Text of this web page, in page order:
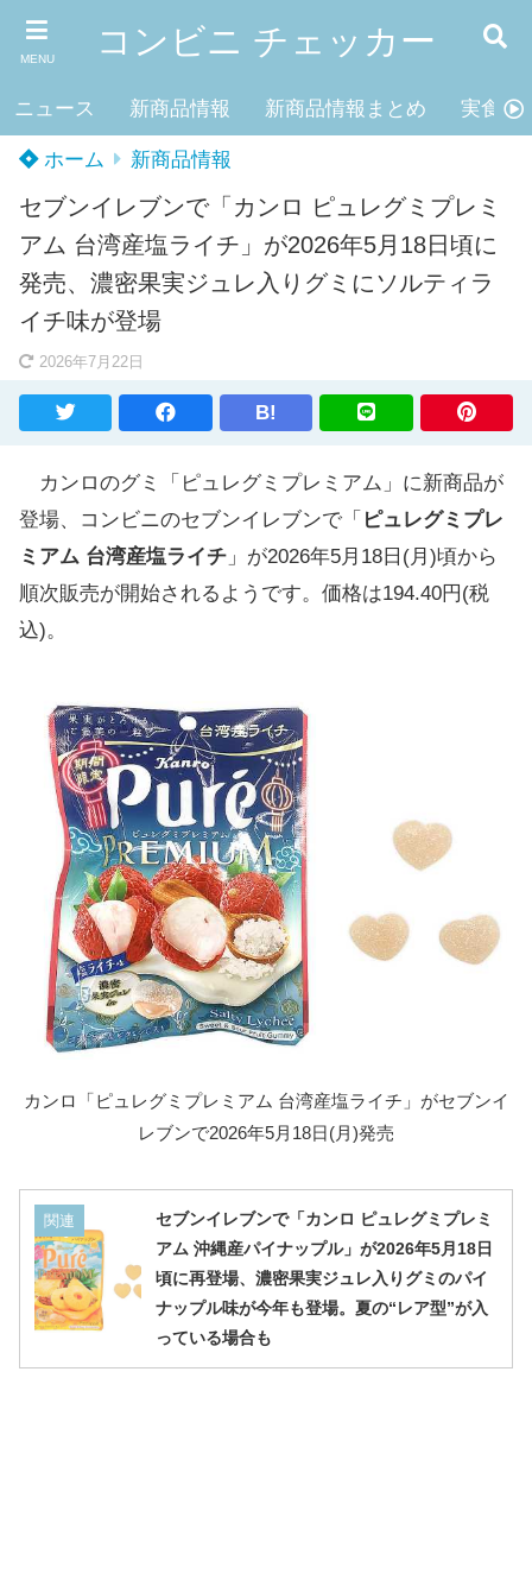
MENU コンビニ チェッカー
ニュース 新商品情報 新商品情報まとめ 実食レ
ホーム 新商品情報
セブンイレブンで「カンロ ピュレグミプレミ
アム 台湾産塩ライチ」が2026年5月18日頃に
発売、濃密果実ジュレ入りグミにソルティラ
イチ味が登場
2026年7月22日
B!
カンロのグミ「ピュレグミプレミアム」に新商品が
登場、コンビニのセブンイレブンで「 ピュレグミプレ
ミアム 台湾産塩ライチ 」が2026年5月18日(月)頃から
順次販売が開始されるようです。価格は194.40円(税
込)。
カンロ「ピュレグミプレミアム 台湾産塩ライチ」がセブンイ
レブンで2026年5月18日(月)発売
関連
セブンイレブンで「カンロ ピュレグミプレミ
アム 沖縄産パイナップル」が2026年5月18日
頃に再登場、濃密果実ジュレ入りグミのパイ
ナップル味が今年も登場。夏の“レア型”が入
っている場合も